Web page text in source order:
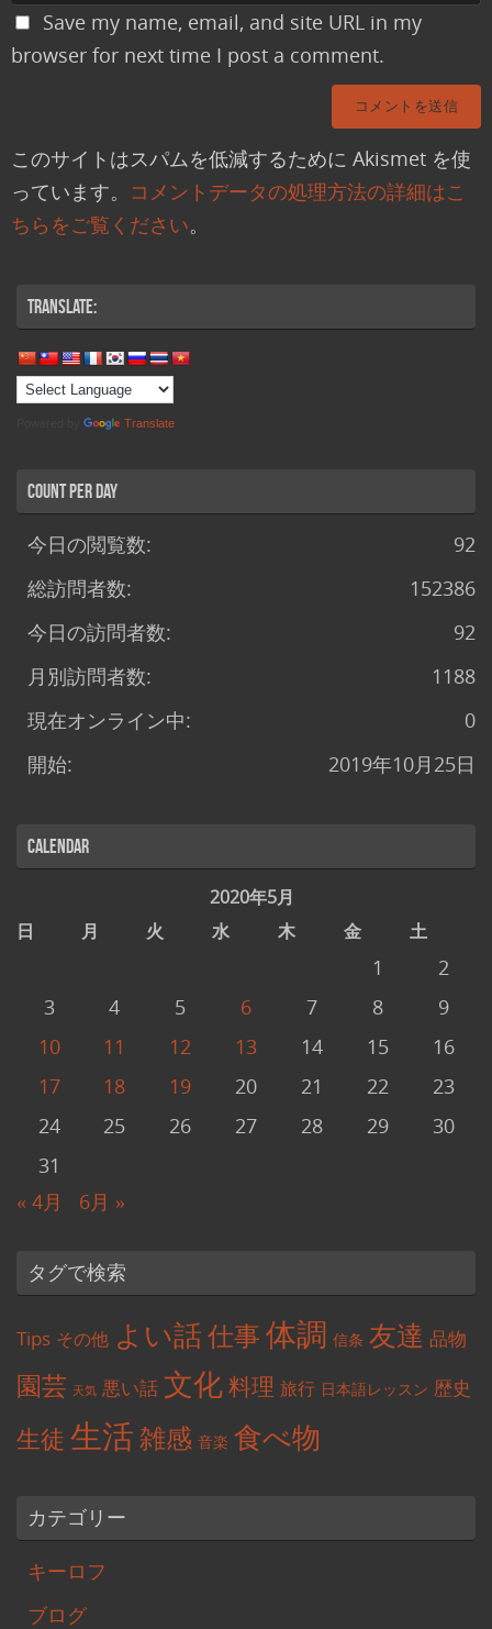
Save my name, email, and site URL in my
browser for next time I post a comment.
このサイトはスパムを低減するために Akismet を使
っています。
コメントデータの処理方法の詳細はこ
ちらをご覧ください。
Translate:
Translate
Count per Day
92
今日の閲覧数:
152386
総訪問者数:
92
今日の訪問者数:
1188
月別訪問者数:
0
現在オンライン中:
2019年10月25日
開始:
Calendar
2020年5月
日
月 火 水 木 金 土
1
2
3
4 5 6 7 8
9
10
11 12 13 14 15
16
17
18 19 20 21 22
23
24
25 26 27 28 29
30
31
« 4月
6月 »
タグで検索
Tips その他 よい話仕事体調 信条 友達 品物
園芸 天気 悪い話 文化料理 旅行 日本語レッスン 歴史
生徒 生活雑感 音楽 食べ物
カテゴリー
キーロフ
ブログ